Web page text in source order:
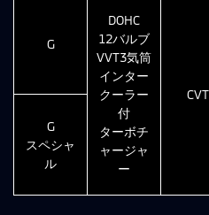
G
DOHC
12バルブ
VVT3気筒
インター
クーラー
付
ターボチ
ャージャ
ー
CVT
G
スペシャ
ル